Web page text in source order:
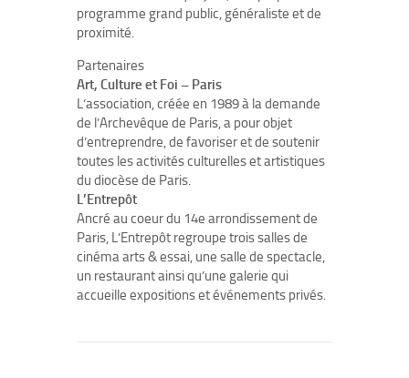
programme grand public, généraliste et de
proximité.
Partenaires
Art, Culture et Foi – Paris
L’association, créée en 1989 à la demande
de l’Archevêque de Paris, a pour objet
d’entreprendre, de favoriser et de soutenir
toutes les activités culturelles et artistiques
du diocèse de Paris.
L’Entrepôt
Ancré au coeur du 14e arrondissement de
Paris, L’Entrepôt regroupe trois salles de
cinéma arts & essai, une salle de spectacle,
un restaurant ainsi qu’une galerie qui
accueille expositions et événements privés.